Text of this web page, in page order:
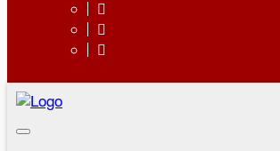
Toggle